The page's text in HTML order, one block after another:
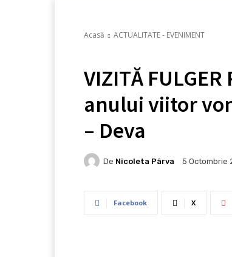
Acasă ACTUALITATE - EVENIMENT
VIZITĂ
anului viitor
– Deva
De Nicoleta Pârva 5 Octombrie
Facebook X